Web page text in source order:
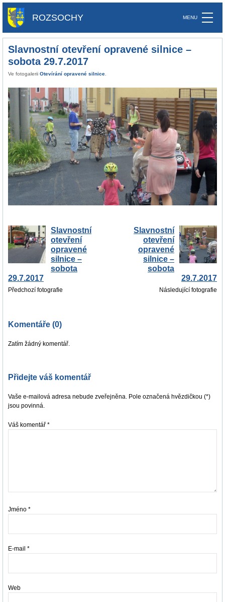
ROZSOCHY
Slavnostní otevření opravené silnice –
sobota 29.7.2017
Ve fotogalerii Otevírání opravené silnice
Slavnostní
otevření
opravené
silnice –
sobota
29.7.2017
Předchozí fotografie
Slavnostní
otevření
opravené
silnice –
sobota
29.7.2017
Následující fotografie
Komentáře (0)
Zatím žádný komentář.
Přidejte váš komentář
Vaše e-mailová adresa nebude zveřejněna. Pole označená hvězdičkou (*)
jsou povinná.
Váš komentář *
Jméno *
E-mail *
Web